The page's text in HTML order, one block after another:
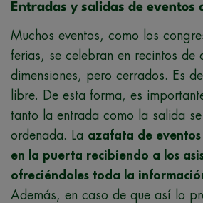
Entradas y salidas de eventos
Muchos eventos, como los
ferias, se celebran en recintos de
dimensiones, pero cerrados. Es
libre. De esta forma, es
tanto la entrada como la salida
ordenada. La azafata de
en la puerta recibiendo a los
ofreciéndoles toda la
Además, en caso de que así lo